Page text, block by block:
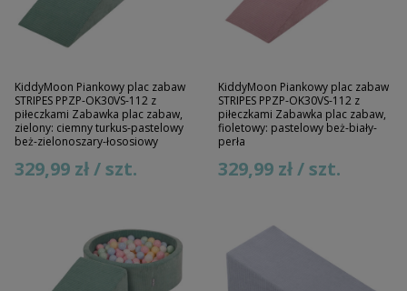
KiddyMoon Piankowy plac zabaw
STRIPES PPZP-OK30VS-112 z
piłeczkami Zabawka plac zabaw,
zielony: ciemny turkus-pastelowy
beż-zielonoszary-łososiowy
329,99 zł / szt.
KiddyMoon Piankowy plac zabaw
STRIPES PPZP-OK30VS-112 z
piłeczkami Zabawka plac zabaw,
fioletowy: pastelowy beż-biały-
perła
329,99 zł / szt.